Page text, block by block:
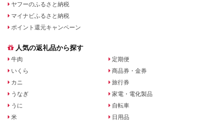
ヤフーのふるさと納税
マイナビふるさと納税
ポイント還元キャンペーン
人気の返礼品から探す
牛肉
いくら
カニ
うなぎ
うに
米
定期便
商品券・金券
旅行券
家電・電化製品
自転車
日用品